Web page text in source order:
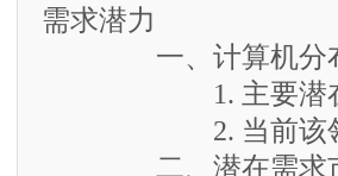
需求潜力
一、计算机分布式
1. 主要潜在需
2. 当前该领域
二、潜在需求市